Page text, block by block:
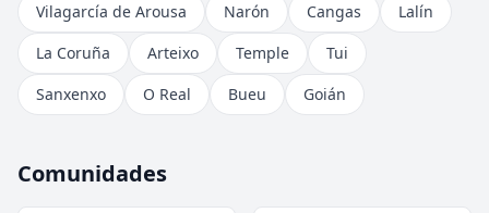
Vilagarcía de Arousa
Narón Cangas
Lalín
La Coruña
Arteixo Temple
Tui
Sanxenxo
O Real Bueu Goián
Comunidades